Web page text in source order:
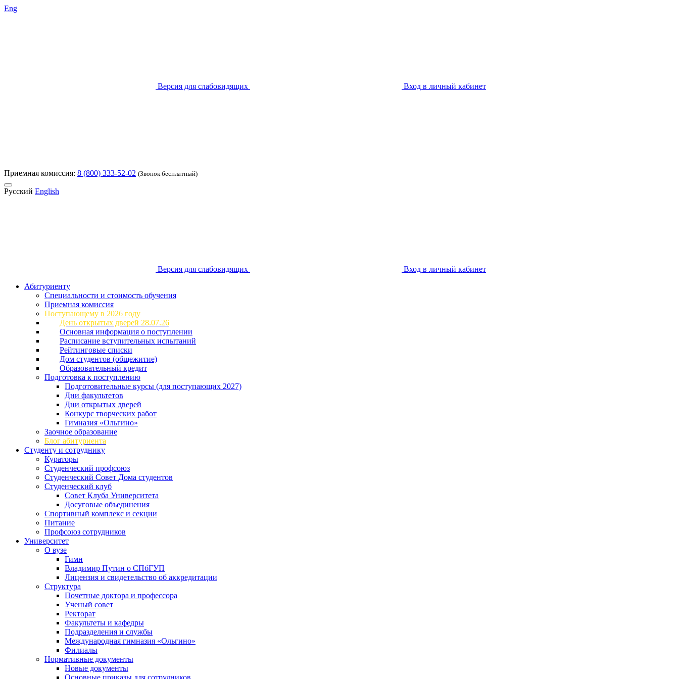
Eng
Версия для слабовидящих Вход в личный кабинет
Приемная комиссия: 8 (800) 333-52-02 (Звонок бесплатный)
Русский English
Версия для слабовидящих
Вход в личный кабинет
Абитуриенту
Специальности и стоимость обучения
Приемная комиссия
Поступающему в 2026 году
День открытых дверей 28.07.26
Основная информация о поступлении
Расписание вступительных испытаний
Рейтинговые списки
Дом студентов (общежитие)
Образовательный кредит
Подготовка к поступлению
Подготовительные курсы (для поступающих 2027)
Дни факультетов
Дни открытых дверей
Конкурс творческих работ
Гимназия «Ольгино»
Заочное образование
Блог абитуриента
Студенту и сотруднику
Кураторы
Студенческий профсоюз
Студенческий Совет Дома студентов
Студенческий клуб
Совет Клуба Университета
Досуговые объединения
Спортивный комплекс и секции
Питание
Профсоюз сотрудников
Университет
О вузе
Гимн
Владимир Путин о СПбГУП
Лицензия и свидетельство об аккредитации
Структура
Почетные доктора и профессора
Ученый совет
Ректорат
Факультеты и кафедры
Подразделения и службы
Международная гимназия «Ольгино»
Филиалы
Нормативные документы
Новые документы
Основные приказы для сотрудников